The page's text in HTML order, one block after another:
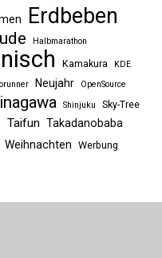
Erdbeben
Halbmarathon
Kamakura KDE
Neujahr
OpenSource
Shinjuku Sky-Tree
Taifun Takadanobaba
Weihnachten Werbung